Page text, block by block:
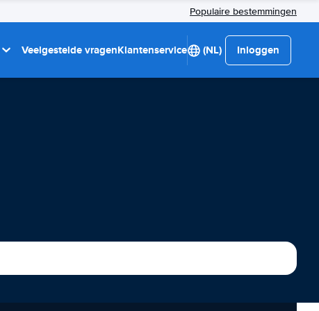
Populaire bestemmingen
Veelgestelde vragenKlantenservice (NL) Inloggen